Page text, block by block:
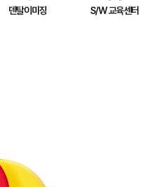
덴탈이미징 S/W 교육센터